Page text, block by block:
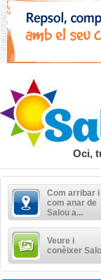
Oci,
Com arribar i
com anar de
Salou a...
Veure i
conèixer